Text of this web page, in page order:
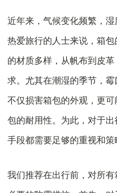
近年来，气候变化频繁，
热爱旅行的人士来说，箱
的材质多样，从帆布到皮
求。尤其在潮湿的季节，
不仅损害箱包的外观，更
包的耐用性。为此，对于
手段都需要足够的重视和策
我们推荐在出行前，对所